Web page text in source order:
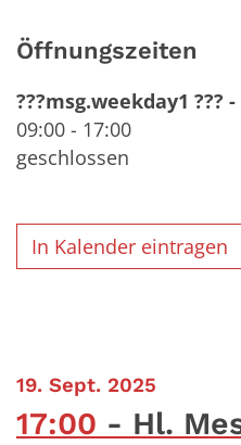
Öffnungszeiten
???msg.weekday1 ??? -
09:00 - 17:00
geschlossen
In Kalender eintragen
19. Sept. 2025
17:00 Hl.